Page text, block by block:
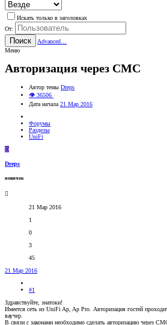
Искать только в заголовках
От:
Поиск
Advanced…
Меню
Авторизация через СМС
Автор темы Dreps
👁 36506
Дата начала 21 Мар 2016
Форумы
Разделы
UniFi
D
Dreps
новичок
21 Мар 2016
1
0
3
45
21 Мар 2016
#1
Здравствуйте, знатоки!
Имеется сеть из UniFi Ap, Ap Pro. Авторизация гостей
ваучер.
В связи с законами необходимо сделать авторизацию через